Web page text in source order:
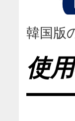
韓国版
使